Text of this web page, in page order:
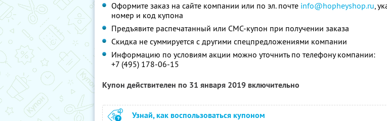
Оформите заказ на сайте компании или по эл. почте info@hopheyshop.ru,
номер и код купона
Предъявите распечатанный или СМС-купон при получении заказа
Скидка не суммируется с другими спецпредложениями компании
Информацию по условиям акции можно уточнить по телефону компании:
+7 (495) 178-06-15
Купон действителен по 31 января 2019 включительно
Узнай, как воспользоваться купоном